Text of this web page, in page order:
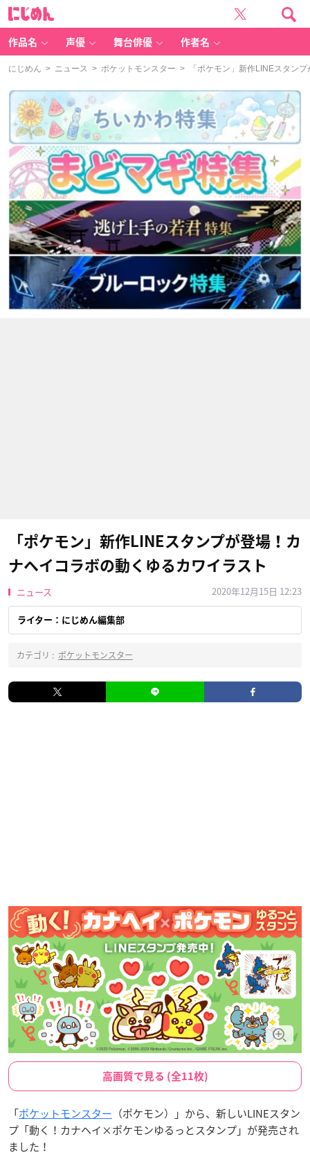
作品名 声優 舞台俳優 作者名
にじめん > ニュース > ポケットモンスター > 「ポケモン」新作LINEスタン
「ポケモン」新作LINEスタンプが登場！カ
ナヘイコラボの動くゆるカワイラスト
ニュース 2020年12月15日 12:23
ライター：にじめん編集部
カテゴリ : ポケットモンスター
高画質で見る (全11枚)
「ポケットモンスター （ポケモン）」から、新しいLINEスタン
プ「動く！カナヘイ×ポケモンゆるっとスタンプ」が発売され
ました！